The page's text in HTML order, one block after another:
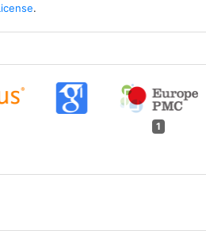
.
1